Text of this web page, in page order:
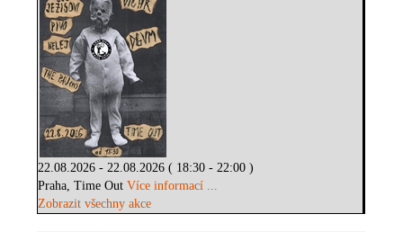
22.08.2026 - 22.08.2026 ( 18:30 - 22:00 )
Praha, Time OutVíce informací ...
Zobrazit všechny akce